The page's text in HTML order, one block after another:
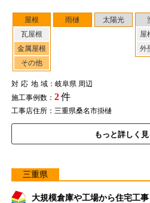
屋根
瓦屋根
金属屋根
その他
雨樋 太陽光
屋
外
対応地域：岐阜県 周辺
施工事例数： 2件
工事店住所：三重県桑名市掛樋
もっと詳しく見
三重県
大規模倉庫や工場から住宅工